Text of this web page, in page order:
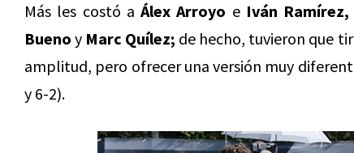
Más les costó a Álex Arroyo e Iván Ramírez,
Bueno y Marc Quílez; de hecho, tuvieron que
amplitud, pero ofrecer una versión muy
y 6-2).